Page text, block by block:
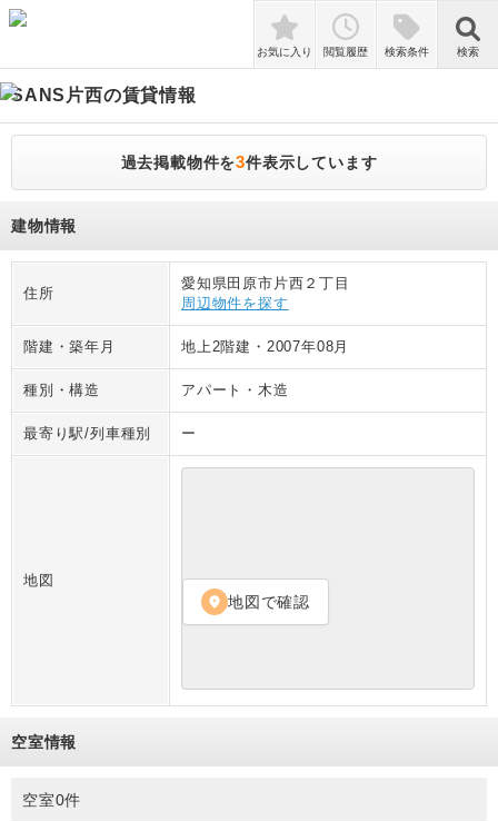
検索
お気に入り 閲覧履歴 検索条件 検索
SANS片西の賃貸情報
過去掲載物件を3件表示しています
建物情報
住所
愛知県田原市片西２丁目
周辺物件を探す
階建・築年月 地上2階建 ・ 2007年08月
種別・構造 アパート ・木造
最寄り駅/列車種別 ー
地図
location_on 地図で確認
空室情報
空室0件